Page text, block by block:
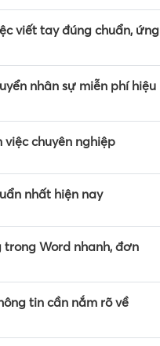
viết tay đúng chuẩn, ứng
nhân sự miễn phí hiệu
việc chuyên nghiệp
nhất hiện nay
Word nhanh, đơn
tin cần nắm rõ về